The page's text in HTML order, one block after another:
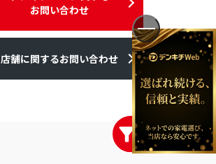
お問い合わせ
店舗に関するお問い合わせ